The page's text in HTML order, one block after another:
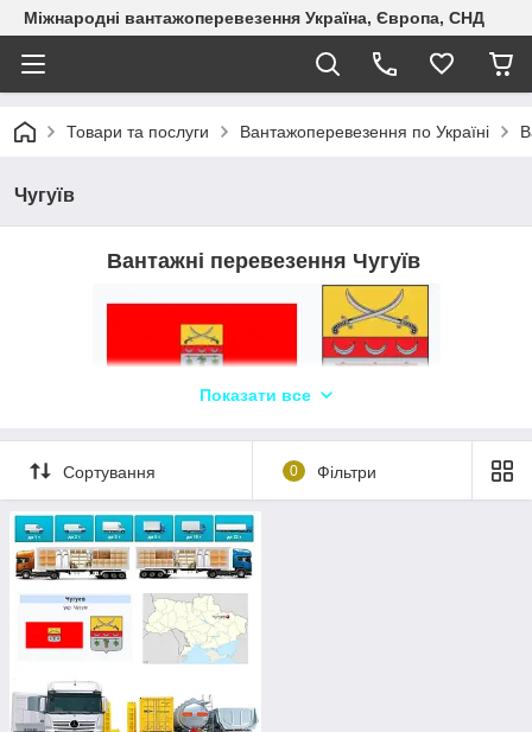
Міжнародні вантажоперевезення Україна, Європа, СНД
Товари та послуги Вантажоперевезення по Україні
Чугуїв
Вантажні перевезення Чугуїв
Логіст: Ганна +380686026142 WhatsApp,
Telegram, Viber ТЛК «Logistic Systems»✔️
Показати все
Сортування 0 Фільтри